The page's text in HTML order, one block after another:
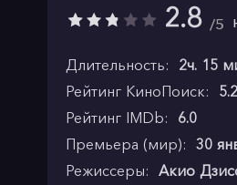
2.8 5
Длительность:
2ч. 15
Рейтинг КиноПоиск:
5.2
Рейтинг IMDb:
6.0
Премьера (мир): 30
Режиссеры: Акио